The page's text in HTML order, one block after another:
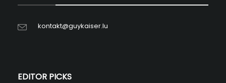
kontakt@guykaiser.lu
EDITOR PICKS